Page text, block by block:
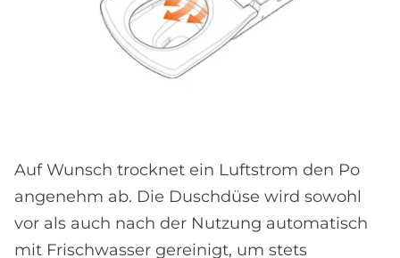
Auf Wunsch trocknet ein Luftstrom den Po
angenehm ab. Die Duschdüse wird sowohl
vor als auch nach der Nutzung automatisch
mit Frischwasser gereinigt, um stets